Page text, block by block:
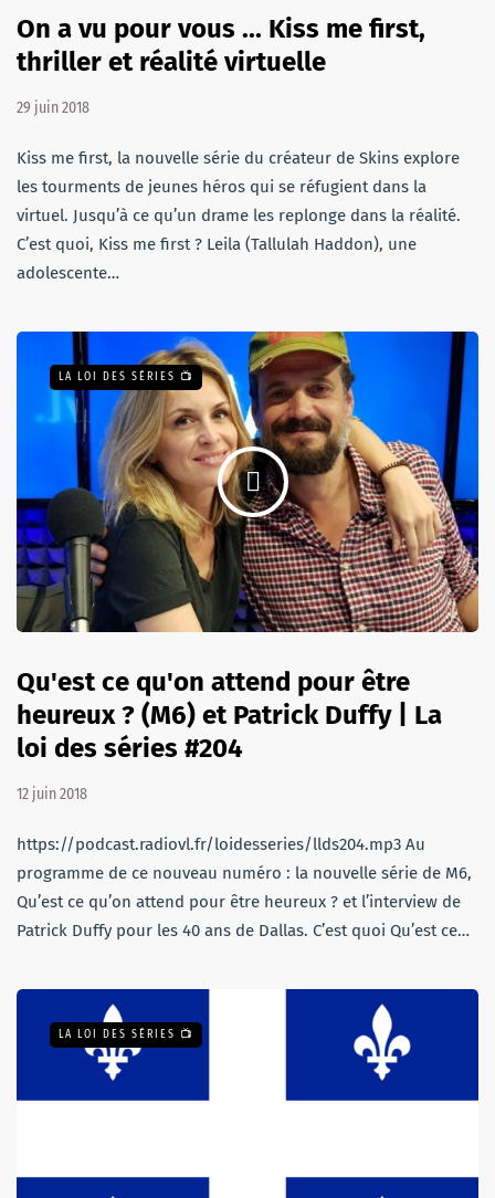
On a vu pour vous ... Kiss me first,
thriller et réalité virtuelle
29 juin 2018
Kiss me first, la nouvelle série du créateur de Skins explore
les tourments de jeunes héros qui se réfugient dans la
virtuel. Jusqu’à ce qu’un drame les replonge dans la réalité.
C’est quoi, Kiss me first ? Leila (Tallulah Haddon), une
adolescente…
LA LOI DES SÉRIES 📺
Qu'est ce qu'on attend pour être
heureux ? (M6) et Patrick Duffy | La
loi des séries #204
12 juin 2018
https://podcast.radiovl.fr/loidesseries/llds204.mp3 Au
programme de ce nouveau numéro : la nouvelle série de M6,
Qu’est ce qu’on attend pour être heureux ? et l’interview de
Patrick Duffy pour les 40 ans de Dallas. C’est quoi Qu’est ce…
LA LOI DES SÉRIES 📺